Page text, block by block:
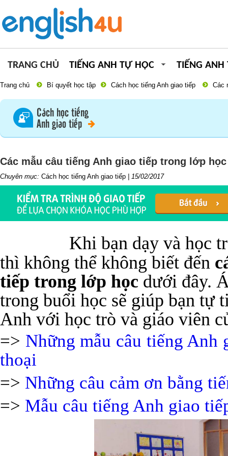
TRANG CHỦ TIẾNG ANH TỰ HỌC TIẾNG ANH
Trang chủ Bí quyết học tập Cách học tiếng Anh giao tiếp Các
Cách học tiếng
Anh giao tiếp
Các mẫu câu tiếng Anh giao tiếp trong lớp học
Chuyên mục: Cách học tiếng Anh giao tiếp 15/02/2017
Khi bạn dạy và học
thì không thể không biết đến
tiếp trong lớp học dưới đây.
trong buổi học sẽ giúp bạn tự
Anh với học trò và giáo viên
=> Những mẫu câu tiếng Anh
thoại
=> Những câu cảm ơn bằng
=> Mẫu câu tiếng Anh giao